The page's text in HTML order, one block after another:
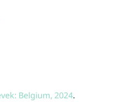
Belgium, 2024.